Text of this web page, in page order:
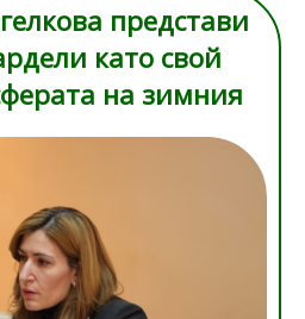
представи
като свой
на зимния